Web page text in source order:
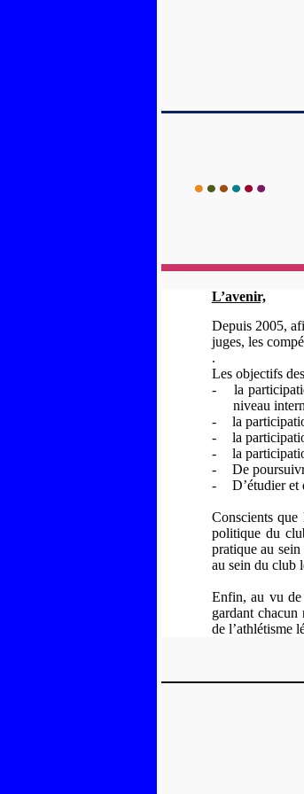
L’avenir,
Depuis2005,
juges, les
.
Les objectifs
-
la
niveau
-
la
-
la
-
la
-
De
-
D’étudier et
Conscients que
politique du
pratique au
au sein du club
Enfin, au vu de
gardant
de l’athlétisme